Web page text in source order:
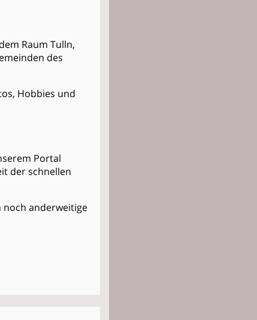
Raum Tulln,
des
Hobbies und
Portal
der schnellen
noch anderweitige